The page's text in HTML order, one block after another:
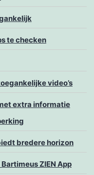
te checken
video’s
extra informatie
bredere horizon
ZIEN App